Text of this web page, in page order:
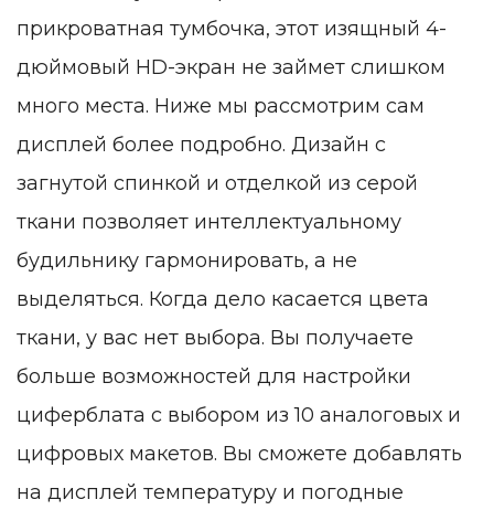
прикроватная тумбочка, этот изящный 4-
дюймовый HD-экран не займет слишком
много места. Ниже мы рассмотрим сам
дисплей более подробно. Дизайн с
загнутой спинкой и отделкой из серой
ткани позволяет интеллектуальному
будильнику гармонировать, а не
выделяться. Когда дело касается цвета
ткани, у вас нет выбора. Вы получаете
больше возможностей для настройки
циферблата с выбором из 10 аналоговых и
цифровых макетов. Вы сможете добавлять
на дисплей температуру и погодные